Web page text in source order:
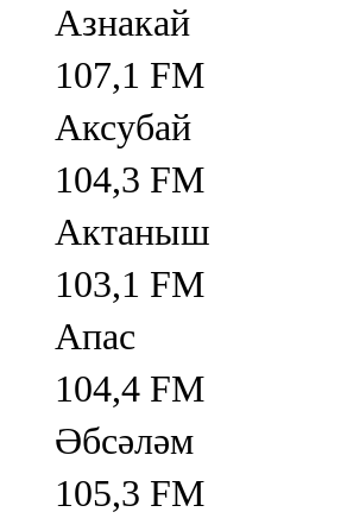
Азнакай
107,1 FM
Аксубай
104,3 FM
Актаныш
103,1 FM
Апас
104,4 FM
Әбсәләм
105,3 FM